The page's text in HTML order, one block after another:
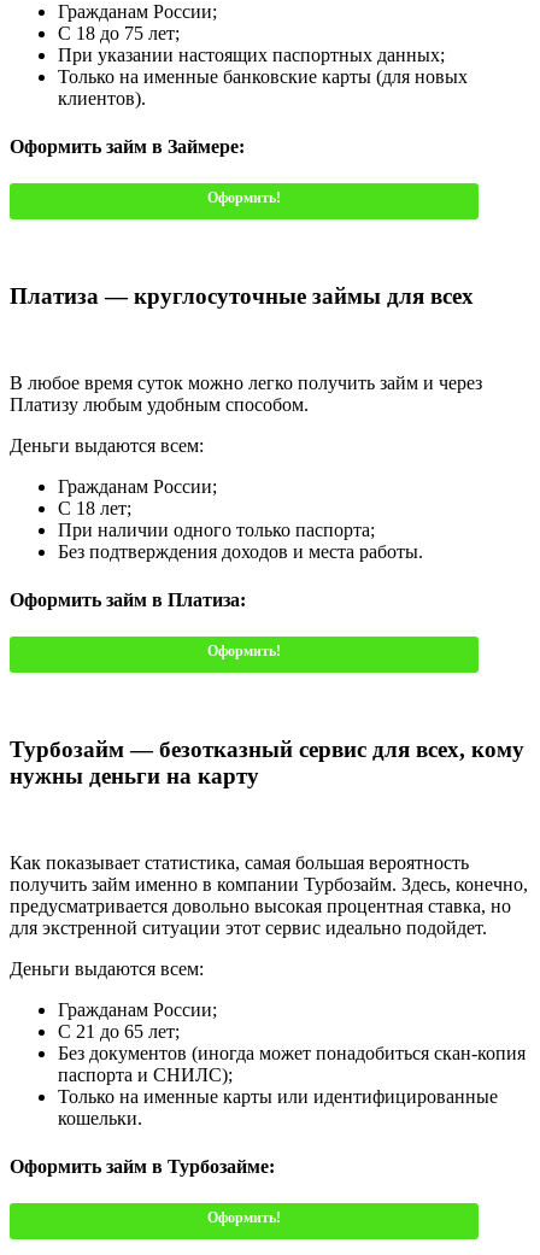
Гражданам России;
С 18 до 75 лет;
При указании настоящих паспортных данных;
Только на именные банковские карты (для новых
клиентов).
Оформить займ в Займере:
Оформить!
Платиза — круглосуточные займы для всех
В любое время суток можно легко получить займ и через
Платизу любым удобным способом.
Деньги выдаются всем:
Гражданам России;
С 18 лет;
При наличии одного только паспорта;
Без подтверждения доходов и места работы.
Оформить займ в Платиза:
Оформить!
Турбозайм — безотказный сервис для всех, кому
нужны деньги на карту
Как показывает статистика, самая большая вероятность
получить займ именно в компании Турбозайм. Здесь, конечно,
предусматривается довольно высокая процентная ставка, но
для экстренной ситуации этот сервис идеально подойдет.
Деньги выдаются всем:
Гражданам России;
С 21 до 65 лет;
Без документов (иногда может понадобиться скан-копия
паспорта и СНИЛС);
Только на именные карты или идентифицированные
кошельки.
Оформить займ в Турбозайме:
Оформить!